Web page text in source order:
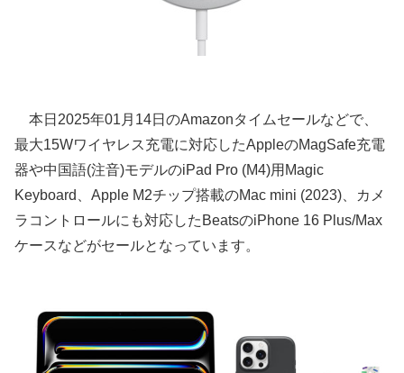
本日2025年01月14日のAmazonタイムセールなどで、
最大15Wワイヤレス充電に対応したAppleのMagSafe充電
器や中国語(注音)モデルのiPad Pro (M4)用Magic
Keyboard、Apple M2チップ搭載のMac mini (2023)、カメ
ラコントロールにも対応したBeatsのiPhone 16 Plus/Max
ケースなどがセールとなっています。